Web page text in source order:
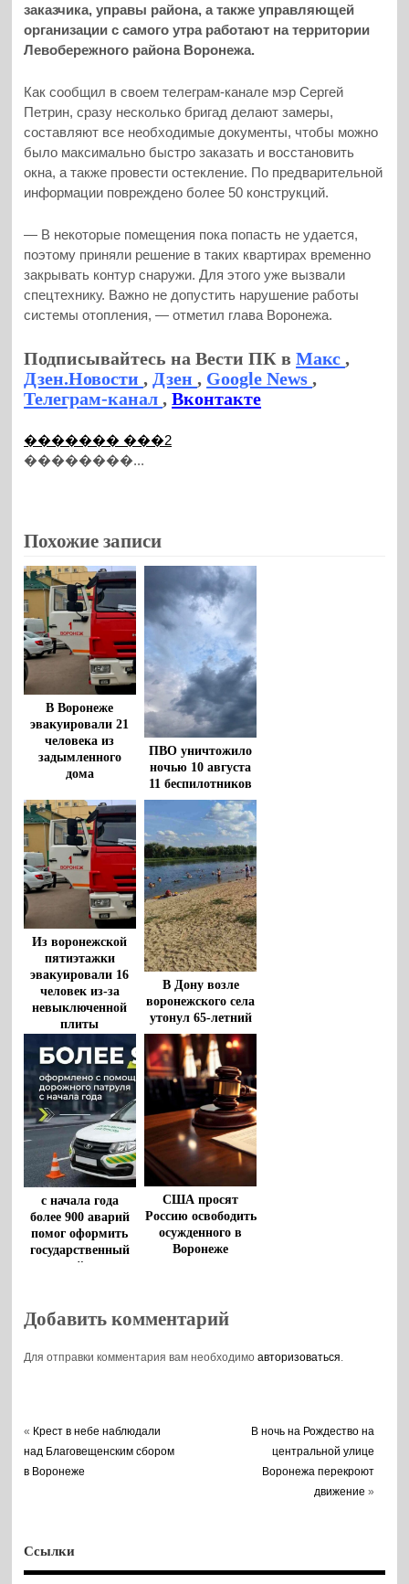
заказчика, управы района, а также управляющей
организации с самого утра работают на территории
Левобережного района Воронежа.
Как сообщил в своем телеграм-канале мэр Сергей
Петрин, сразу несколько бригад делают замеры,
составляют все необходимые документы, чтобы можно
было максимально быстро заказать и восстановить
окна, а также провести остекление. По предварительной
информации повреждено более 50 конструкций.
— В некоторые помещения пока попасть не удается,
поэтому приняли решение в таких квартирах временно
закрывать контур снаружи. Для этого уже вызвали
спецтехнику. Важно не допустить нарушение работы
системы отопления, — отметил глава Воронежа.
Подписывайтесь на Вести ПК вМакс,
Дзен.Новости, Дзен, Google News,
Телеграм-канал,Вконтакте
������� ���2
��������...
Похожие записи
В Воронеже
эвакуировали 21
человека из
задымленного
дома
ПВО уничтожило
ночью 10 августа
11 беспилотников
в Воронежской
области
Из воронежской
пятиэтажки
эвакуировали 16
человек из-за
невыключенной
плиты
В Дону возле
воронежского села
утонул 65-летний
мужчина
с начала года
более 900 аварий
помог оформить
государственный
дорожный патруль
США просят
Россию освободить
осужденного в
Воронеже
Добавить комментарий
Для отправки комментария вам необходимоавторизоваться
« Крест в небе наблюдали
над Благовещенским сбором
в Воронеже
В ночь на Рождество на
центральной улице
Воронежа перекроют
движение »
Ссылки